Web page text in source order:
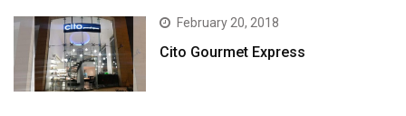
February 20, 2018
Cito Gourmet Express